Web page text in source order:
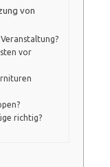
von
vor
richtig?